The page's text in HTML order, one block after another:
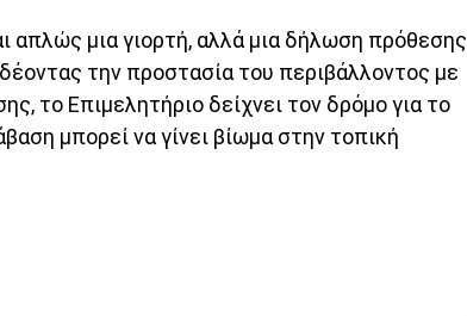
απλώς μια γιορτή, αλλά μια δήλωση πρόθεσης
την προστασία του περιβάλλοντος με
το Επιμελητήριο δείχνει τον δρόμο για το
μπορεί να γίνει βίωμα στην τοπική